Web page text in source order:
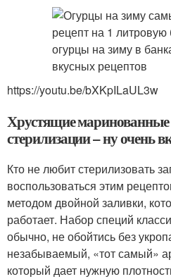
https://youtu.be/bXKpILaUL3w
Хрустящие маринованные
стерилизации – ну очень
Кто не любит стерилизовать
воспользоваться этим
методом двойной заливки,
работает. Набор специй
обычно, не обойтись без
незабываемый, «тот самый»
который дает нужную